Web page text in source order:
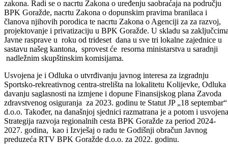
Svojim zaključcima Skupština BPK Goražde, na današnjoj sjednici
utvrdila je i u proceduru javnih rasprava uputila i nekoliko nacrta
zakona. Radi se o nacrtu Zakona o uređenju saobraćaja na području
BPK Goražde, nacrtu Zakona o dopunskim pravima branilaca i
članova njihovih porodica te nacrtu Zakona o Agenciji za za razvoj,
projektovanje i privatizaciju u BPK Goražde. U skladu sa
sastavu našeg kantona, sprovest će resorna ministarstva u saradnji
nadležnim skupštinskim komisijama.
Usvojena je i Odluka o utvrđivanju javnog interesa za izgradnju
Sportsko-rekreativnog centra-strelišta na lokalitetu Kolijevke, Odluka
davanju saglasnosti na izmjene i dopune Finansijskog plana Zavoda
zdravstvenog osiguranja za 2023. godinu te Statut JP „18 septembar“
d.o.o. Također, na današnjoj sjednici razmatrana je a potom i usvojena